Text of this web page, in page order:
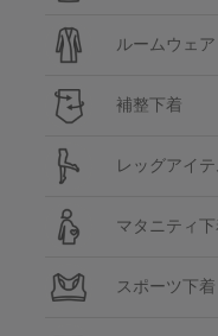
ルームウェア
補整下着
レッグアイテ
マタニティ下
スポーツ下着